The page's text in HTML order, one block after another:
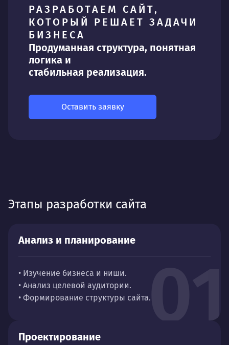
РАЗРАБОТАЕМ САЙТ,
КОТОРЫЙ РЕШАЕТ ЗАДАЧИ
БИЗНЕСА
Продуманная структура, понятная
логика и
стабильная реализация.
Оставить заявку
Этапы разработки сайта
01
Анализ и планирование
• Изучение бизнеса и ниши.
• Анализ целевой аудитории.
• Формирование структуры сайта.
Проектирование